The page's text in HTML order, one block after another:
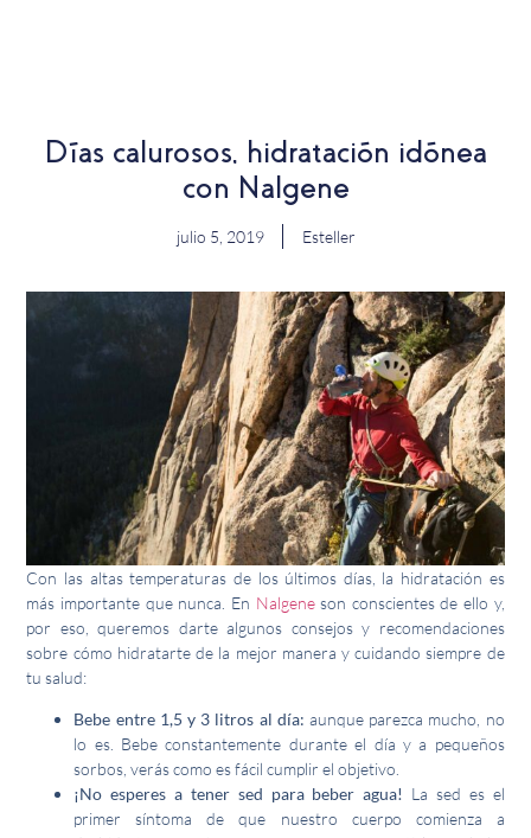
Días calurosos, hidratación idónea
con Nalgene
julio 5, 2019 Esteller
Con las altas temperaturas de los últimos días, la hidratación es
más importante que nunca. En Nalgeneson conscientes de ello y,
por eso, queremos darte algunos consejos y recomendaciones
sobre cómo hidratarte de la mejor manera y cuidando siempre de
tu salud:
Bebe entre 1,5 y 3 litros al día: aunque parezca mucho, no
lo es. Bebe constantemente durante el día y a pequeños
sorbos, verás como es fácil cumplir el objetivo.
¡No esperes a tener sed para beber agua! La sed es el
primer síntoma de que nuestro cuerpo comienza a